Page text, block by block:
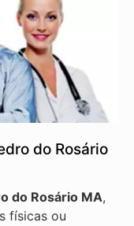
do Rosário
do Rosário MA,
físicas ou